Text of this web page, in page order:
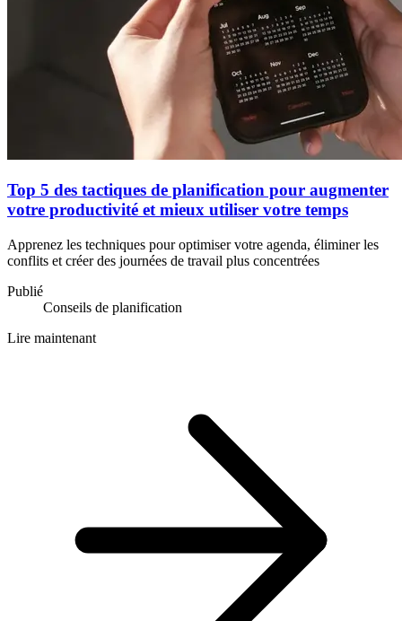
Top 5 des tactiques de planification pour augmenter
votre productivité et mieux utiliser votre temps
Apprenez les techniques pour optimiser votre agenda, éliminer les
conflits et créer des journées de travail plus concentrées
Publié
Conseils de planification
Lire maintenant